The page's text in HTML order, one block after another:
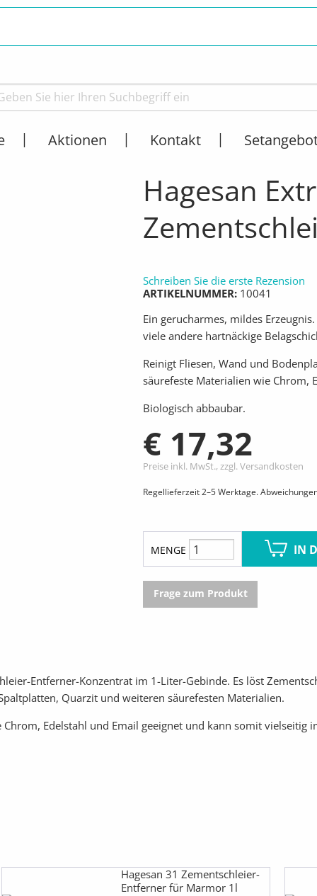
Aktionen Kontakt
HAGESAN AKTUELL:
HAGESAN EXTRA BLAU 1L
Hagesan
Schreiben Sie die erste Rezension
ARTIKELNUMMER 10041
Ein gerucharmes, mildes
viele andere hartnäckige
Reinigt Fliesen, Wand und
säurefeste Materialien wie Chrom,
Biologisch abbaubar.
€ 17,32
Preise inkl. MwSt., zzgl. Versandkosten
Regellieferzeit 2–5 Werktage.
MENGE IN
Frage zum Produkt
Entferner-Konzentrat im 1-Liter-Gebinde. Es löst
Quarzit und weiteren säurefesten Materialien.
Edelstahl und Email geeignet und kann somit vielseitig
Hagesan 31 Zementschleier-
Entferner für Marmor 1l